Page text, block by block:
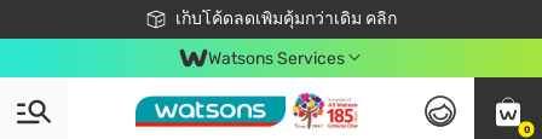
เก็บโค้ดลดเพิ่มคุ้มกว่าเดิม คลิก
ชอปออนไลน์ครั้งแรก ลดเพิ่มจุก ๆ 10%! 🎉
📦ส่งฟรี! เมื่อชอป 499฿
สมาชิกวัตสัน คลับดียังไง?
Watsons Services
0